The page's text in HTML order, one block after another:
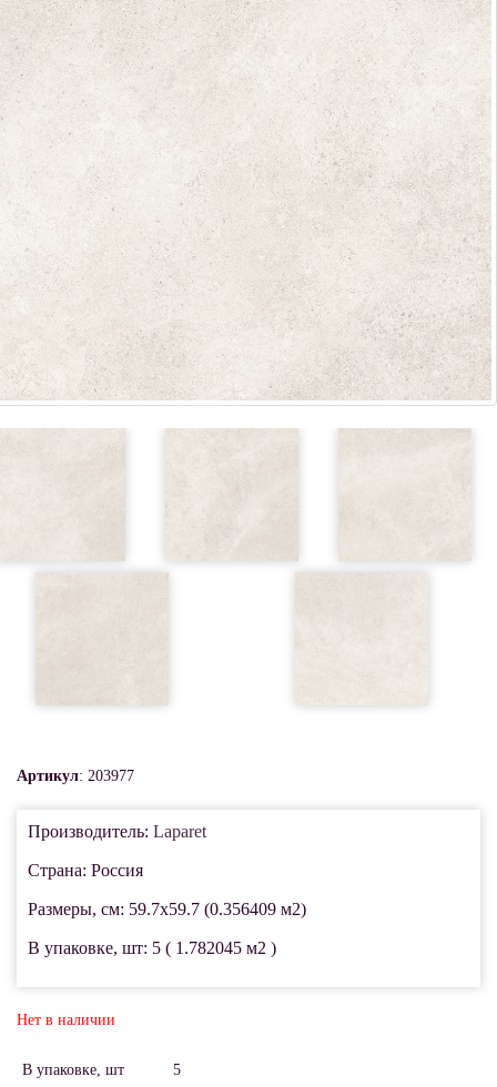
Артикул: 203977
Производитель: Laparet
Страна: Россия
Размеры, см: 59.7x59.7 (0.356409 м2)
В упаковке, шт: 5 ( 1.782045 м2 )
Нет в наличии
В упаковке, шт 5